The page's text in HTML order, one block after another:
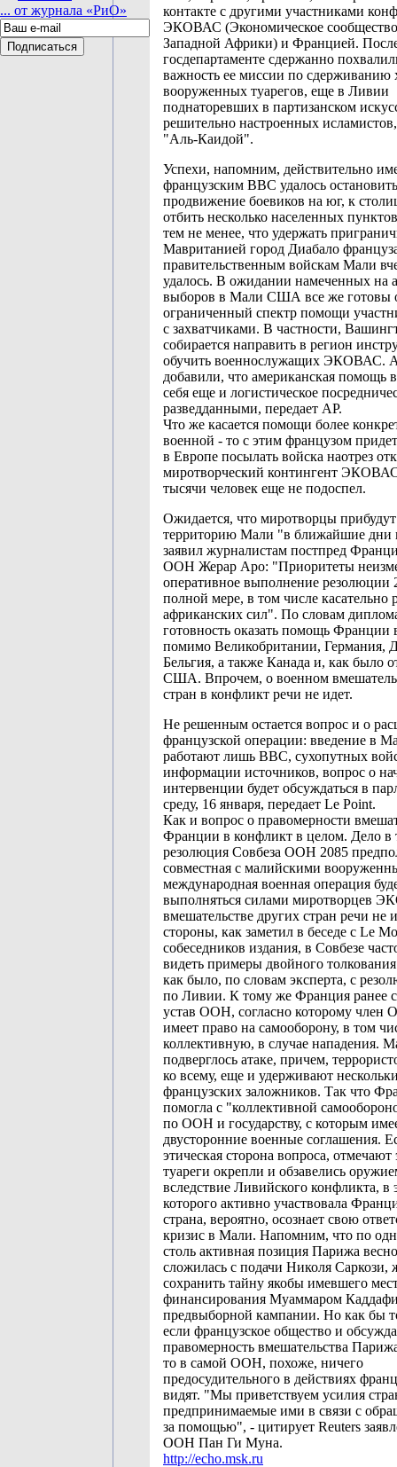
... от журнала «РиО»
контакте с другими участниками
ЭКОВАС (Экономическое сообщество
Западной Африки) и Францией.
госдепартаменте сдержанно
важность ее миссии по сдерживанию
вооруженных туарегов, еще в Ливии
поднаторевших в партизанском
решительно настроенных
"Аль-Каидой".
Успехи, напомним, действительно
французским ВВС удалось остановить
продвижение боевиков на юг, к
отбить несколько населенных
тем не менее, что удержать
Мавританией город Диабало
правительственным войскам Мали
удалось. В ожидании намеченных на
выборов в Мали США все же готовы
ограниченный спектр помощи
с захватчиками. В частности,
собирается направить в регион
обучить военнослужащих ЭКОВАС.
добавили, что американская помощь
себя еще и логистическое
разведданными, передает AP.
Что же касается помощи более
военной - то с этим французом
в Европе посылать войска наотрез
миротворческий контингент
тысячи человек еще не подоспел.
Ожидается, что миротворцы
территорию Мали "в ближайшие дни
заявил журналистам постпред
ООН Жерар Аро: "Приоритеты
оперативное выполнение резолюции
полной мере, в том числе касательно
африканских сил". По словам
готовность оказать помощь Франции
помимо Великобритании, Германия,
Бельгия, а также Канада и, как было
США. Впрочем, о военном
стран в конфликт речи не идет.
Не решенным остается вопрос и о
французской операции: введение в
работают лишь ВВС, сухопутных
информации источников, вопрос о
интервенции будет обсуждаться в
среду, 16 января, передает Le Point.
Как и вопрос о правомерности
Франции в конфликт в целом. Дело в
резолюция Совбеза ООН 2085
совместная с малийскими
международная военная операция
выполняться силами миротворцев
вмешательстве других стран речи не
стороны, как заметил в беседе с Le
собеседников издания, в Совбезе
видеть примеры двойного
как было, по словам эксперта, с
по Ливии. К тому же Франция ранее
устав ООН, согласно которому член
имеет право на самооборону, в том
коллективную, в случае нападения.
подверглось атаке, причем,
ко всему, еще и удерживают
французских заложников. Так что
помогла с "коллективной
по ООН и государству, с которым
двусторонние военные соглашения.
этическая сторона вопроса, отмечают
туареги окрепли и обзавелись
вследствие Ливийского конфликта, в
которого активно участвовала
страна, вероятно, осознает свою
кризис в Мали. Напомним, что по
столь активная позиция Парижа
сложилась с подачи Николя Саркози,
сохранить тайну якобы имевшего
финансирования Муаммаром
предвыборной кампании. Но как бы
если французское общество и
правомерность вмешательства
то в самой ООН, похоже, ничего
предосудительного в действиях
видят. "Мы приветствуем усилия
предпринимаемые ими в связи с
за помощью", - цитирует Reuters
ООН Пан Ги Муна.
http://echo.msk.ru